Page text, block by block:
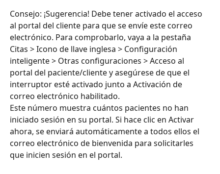
Consejo: ¡Sugerencia! Debe tener activado el acceso
al portal del cliente para que se envíe este correo
electrónico. Para comprobarlo, vaya a la pestaña
Citas > Icono de llave inglesa > Configuración
inteligente > Otras configuraciones > Acceso al
portal del paciente/cliente y asegúrese de que el
interruptor esté activado junto a Activación de
correo electrónico habilitado.
Este número muestra cuántos pacientes no han
iniciado sesión en su portal. Si hace clic en Activar
ahora, se enviará automáticamente a todos ellos el
correo electrónico de bienvenida para solicitarles
que inicien sesión en el portal.